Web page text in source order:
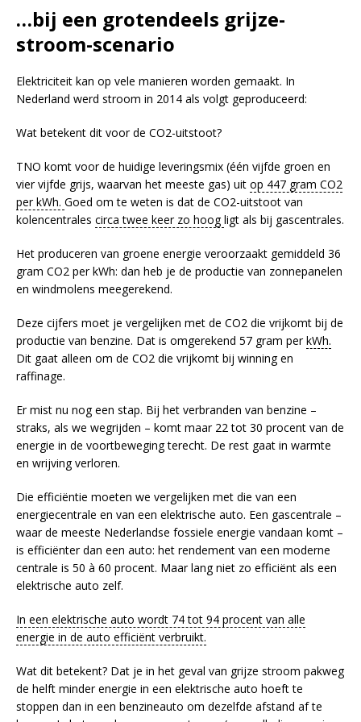
…bij een grotendeels grijze-
stroom-scenario
Elektriciteit kan op vele manieren worden gemaakt. In
Nederland werd stroom in 2014 als volgt geproduceerd:
Wat betekent dit voor de CO2-uitstoot?
TNO komt voor de huidige leveringsmix (één vijfde groen en
vier vijfde grijs, waarvan het meeste gas) uit op 447 gram CO2
per kWh. Goed om te weten is dat de CO2-uitstoot van
kolencentrales circa twee keer zo hoogligt als bij gascentrales.
Het produceren van groene energie veroorzaakt gemiddeld 36
gram CO2 per kWh: dan heb je de productie van zonnepanelen
en windmolens meegerekend.
Deze cijfers moet je vergelijken met de CO2 die vrijkomt bij de
productie van benzine. Dat is omgerekend 57 gram perkWh.
Dit gaat alleen om de CO2 die vrijkomt bij winning en
raffinage.
Er mist nu nog een stap. Bij het verbranden van benzine –
straks, als we wegrijden – komt maar 22 tot 30 procent van de
energie in de voortbeweging terecht. De rest gaat in warmte
en wrijving verloren.
Die efficiëntie moeten we vergelijken met die van een
energiecentrale en van een elektrische auto. Een gascentrale –
waar de meeste Nederlandse fossiele energie vandaan komt –
is efficiënter dan een auto: het rendement van een moderne
centrale is 50 à 60 procent. Maar lang niet zo efficiënt als een
elektrische auto zelf.
In een elektrische auto wordt 74 tot 94 procent van alle
energie in de auto efficiënt verbruikt.
Wat dit betekent? Dat je in het geval van grijze stroom pakweg
de helft minder energie in een elektrische auto hoeft te
stoppen dan in een benzineauto om dezelfde afstand af te